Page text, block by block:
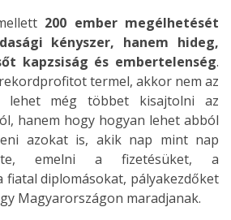
200 ember megélhetését
kényszer, hanem hideg,
kapzsiság és embertelenség.
termel, akkor nem az
lehet még többet kisajtolni az
hanem hogy hogyan lehet abból
azokat is, akik nap mint nap
emelni a fizetésüket, a
fiatal diplomásokat, pályakezdőket
Magyarországon maradjanak.